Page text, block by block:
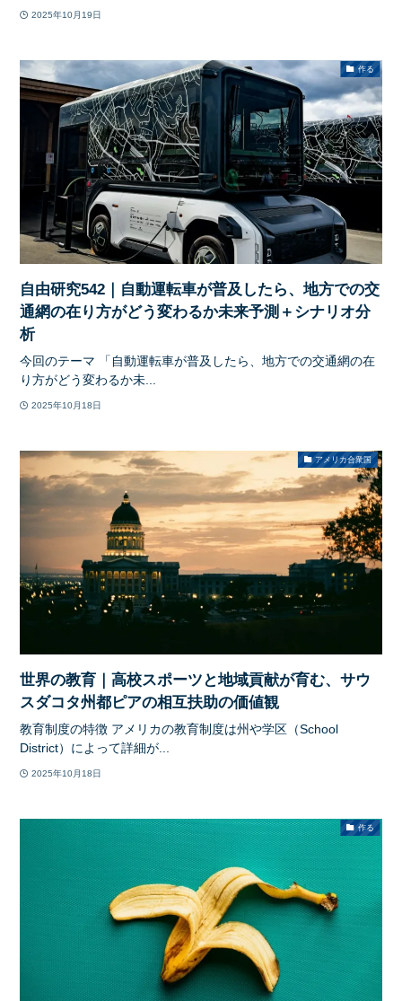
2025年10月19日
作る
自由研究542｜自動運転車が普及したら、地方での交
通網の在り方がどう変わるか未来予測＋シナリオ分
析
今回のテーマ 「自動運転車が普及したら、地方での交通網の在
り方がどう変わるか未...
2025年10月18日
アメリカ合衆国
世界の教育｜高校スポーツと地域貢献が育む、サウ
スダコタ州都ピアの相互扶助の価値観
教育制度の特徴 アメリカの教育制度は州や学区（School
District）によって詳細が...
2025年10月18日
作る